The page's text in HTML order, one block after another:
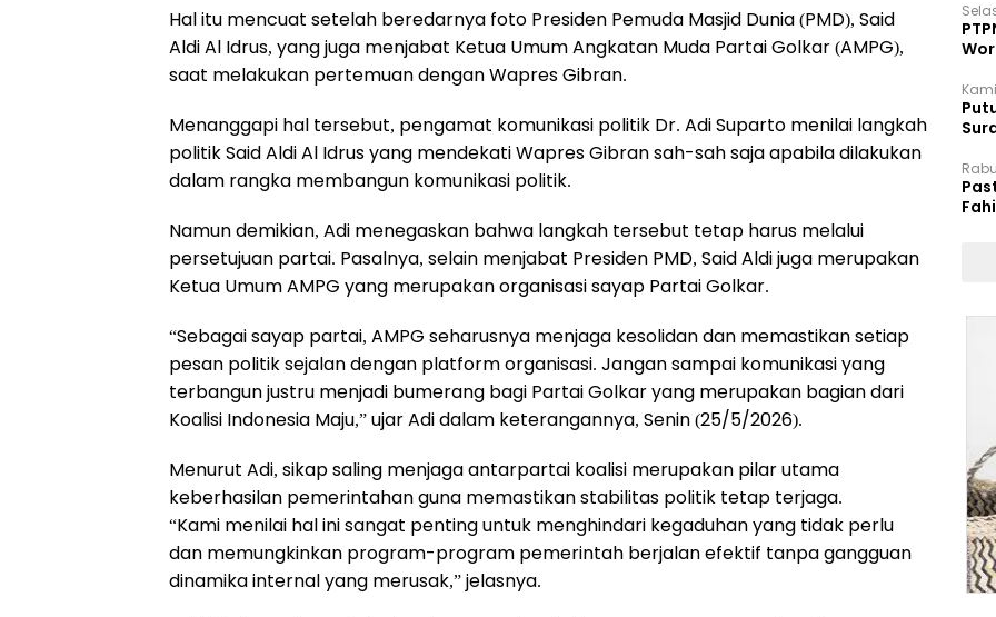
Hal itu mencuat setelah beredarnya foto Presiden Pemuda Masjid Dunia (PMD), Said
Aldi Al Idrus, yang juga menjabat Ketua Umum Angkatan Muda Partai Golkar (AMPG),
saat melakukan pertemuan dengan Wapres Gibran.
Menanggapi hal tersebut, pengamat komunikasi politik Dr. Adi Suparto menilai langkah
politik Said Aldi Al Idrus yang mendekati Wapres Gibran sah-sah saja apabila dilakukan
dalam rangka membangun komunikasi politik.
Namun demikian, Adi menegaskan bahwa langkah tersebut tetap harus melalui
persetujuan partai. Pasalnya, selain menjabat Presiden PMD, Said Aldi juga merupakan
Ketua Umum AMPG yang merupakan organisasi sayap Partai Golkar.
“Sebagai sayap partai, AMPG seharusnya menjaga kesolidan dan memastikan setiap
pesan politik sejalan dengan platform organisasi. Jangan sampai komunikasi yang
terbangun justru menjadi bumerang bagi Partai Golkar yang merupakan bagian dari
Koalisi Indonesia Maju,” ujar Adi dalam keterangannya, Senin (25/5/2026).
Menurut Adi, sikap saling menjaga antarpartai koalisi merupakan pilar utama
keberhasilan pemerintahan guna memastikan stabilitas politik tetap terjaga.
“Kami menilai hal ini sangat penting untuk menghindari kegaduhan yang tidak perlu
dan memungkinkan program-program pemerintah berjalan efektif tanpa gangguan
dinamika internal yang merusak,” jelasnya.